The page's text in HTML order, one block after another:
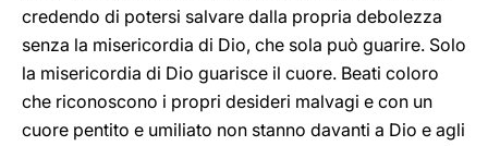
credendo di potersi salvare dalla propria debolezza
senza la misericordia di Dio, che sola può guarire. Solo
la misericordia di Dio guarisce il cuore. Beati coloro
che riconoscono i propri desideri malvagi e con un
cuore pentito e umiliato non stanno davanti a Dio e agli